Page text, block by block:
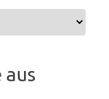
aus